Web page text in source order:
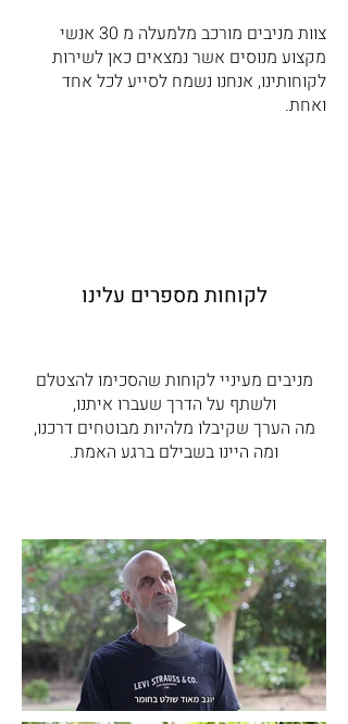
צוות מניבים מורכב מלמעלה מ 30 אנשי
מקצוע מנוסים אשר נמצאים כאן לשירות
לקוחותינו, אנחנו נשמח לסייע לכל אחד
ואחת.
לקוחות מספרים עלינו
מניבים מעיניי לקוחות שהסכימו להצטלם
ולשתף על הדרך שעברו איתנו,
מה הערך שקיבלו מלהיות מבוטחים דרכנו,
ומה היינו בשבילם ברגע האמת.